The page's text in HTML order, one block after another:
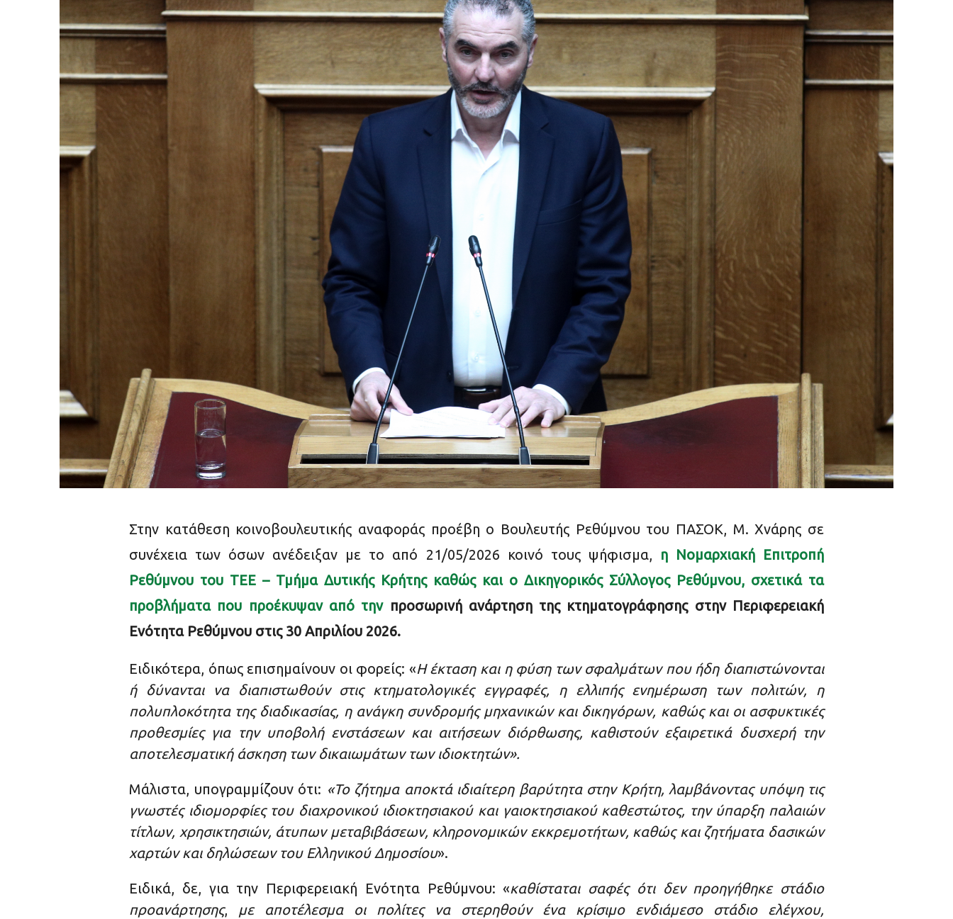
Στην κατάθεση κοινοβουλευτικής αναφοράς προέβη ο Βουλευτής Ρεθύμνου του ΠΑΣΟΚ, Μ. Χνάρης σε
συνέχεια των όσων ανέδειξαν με το από 21/05/2026 κοινό τους ψήφισμα, η Νομαρχιακή Επιτροπή
Ρεθύμνου του ΤΕΕ – Τμήμα Δυτικής Κρήτης καθώς και ο Δικηγορικός Σύλλογος Ρεθύμνου, σχετικά τα
προβλήματα που προέκυψαν από την προσωρινή ανάρτηση της κτηματογράφησης στην Περιφερειακή
Ενότητα Ρεθύμνου στις 30 Απριλίου 2026.
Ειδικότερα, όπως επισημαίνουν οι φορείς: «Η έκταση και η φύση των σφαλμάτων που ήδη διαπιστώνονται
ή δύνανται να διαπιστωθούν στις κτηματολογικές εγγραφές, η ελλιπής ενημέρωση των πολιτών, η
πολυπλοκότητα της διαδικασίας, η ανάγκη συνδρομής μηχανικών και δικηγόρων, καθώς και οι ασφυκτικές
προθεσμίες για την υποβολή ενστάσεων και αιτήσεων διόρθωσης, καθιστούν εξαιρετικά δυσχερή την
αποτελεσματική άσκηση των δικαιωμάτων των ιδιοκτητών».
Μάλιστα, υπογραμμίζουν ότι: «Το ζήτημα αποκτά ιδιαίτερη βαρύτητα στην Κρήτη, λαμβάνοντας υπόψη τις
γνωστές ιδιομορφίες του διαχρονικού ιδιοκτησιακού και γαιοκτησιακού καθεστώτος, την ύπαρξη παλαιών
τίτλων, χρησικτησιών, άτυπων μεταβιβάσεων, κληρονομικών εκκρεμοτήτων, καθώς και ζητήματα δασικών
χαρτών και δηλώσεων του Ελληνικού Δημοσίου».
Ειδικά, δε, για την Περιφερειακή Ενότητα Ρεθύμνου: «καθίσταται σαφές ότι δεν προηγήθηκε στάδιο
προανάρτησης, με αποτέλεσμα οι πολίτες να στερηθούν ένα κρίσιμο ενδιάμεσο στάδιο ελέγχου,